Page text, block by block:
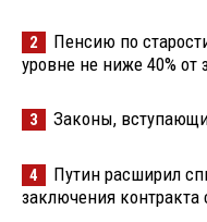
2
Пенсию по
уровне не ниже 40% от
3 Законы,
4
Путин расширил
заключения